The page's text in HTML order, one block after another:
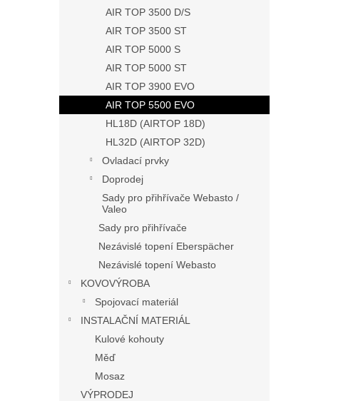
AIR TOP 3500 D/S
AIR TOP 3500 ST
AIR TOP 5000 S
AIR TOP 5000 ST
AIR TOP 3900 EVO
AIR TOP 5500 EVO
HL18D (AIRTOP 18D)
HL32D (AIRTOP 32D)
Ovladací prvky
Doprodej
Sady pro přihřívače Webasto /
Valeo
Sady pro přihřívače
Nezávislé topení Eberspächer
Nezávislé topení Webasto
KOVOVÝROBA
Spojovací materiál
INSTALAČNÍ MATERIÁL
Kulové kohouty
Měď
Mosaz
VÝPRODEJ